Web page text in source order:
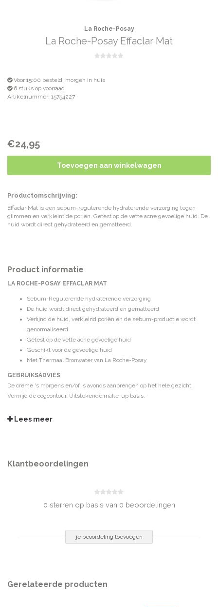
La Roche-Posay
La Roche-Posay Effaclar Mat
Voor 15:00 besteld, morgen in huis
6 stuks op voorraad
Artikelnummer: 15754227
€24,95
Toevoegen aan winkelwagen
Productomschrijving:
Effaclar Mat is een sebum-regulerende hydraterende verzorging tegen
glimmen en verkleint de poriën. Getest op de vette acne gevoelige huid. De
huid wordt direct gehydrateerd en gematteerd.
Product informatie
LA ROCHE-POSAY EFFACLAR MAT
Sebum-Regulerende hydraterende verzorging
De huid wordt direct gehydrateerd en gematteerd
Verfijnd de huid, verkleind poriën en de sebum-productie wordt
genormaliseerd
Getest op de vette acne gevoelige huid
Geschikt voor de gevoelige huid
Met Thermaal Bronwater van La Roche-Posay
GEBRUIKSADVIES
De creme 's morgens en/of 's avonds aanbrengen op het hele gezicht.
Vermijd de oogcontour. Uitstekende make-up basis.
INGREDIËNTEN
Stearate, Triethanolamine, Isohexadecane, Perlite, Capryloyl Salicylic Acid,
Alkyl Acrylate Crosspolymer, Salicylic Acid, Parfum/Fragrance
Lees meer
Klantbeoordelingen
0 sterren op basis van 0 beoordelingen
je beoordeling toevoegen
Gerelateerde producten